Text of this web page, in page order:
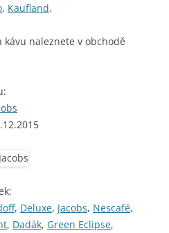
, Kaufland.
naleznete v obchodě
, Deluxe, Jacobs, Nescafé,
, Dadák, Green Eclipse,